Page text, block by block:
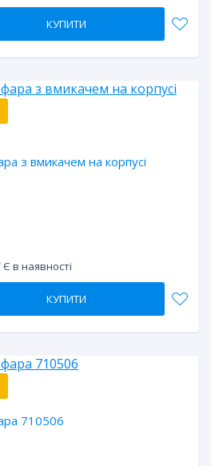
КУПИТИ
з вмикачем на корпусі
Є в наявності
КУПИТИ
710506